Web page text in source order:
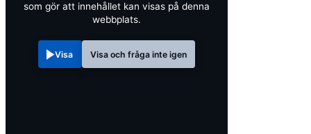
som gör att innehållet kan visas på denna
webbplats.
Visa Visa och fråga inte igen